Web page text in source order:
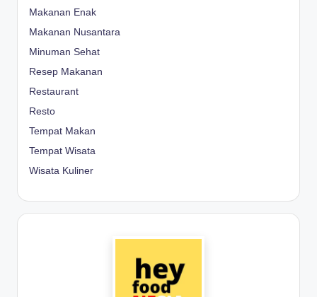
Makanan Enak
Makanan Nusantara
Minuman Sehat
Resep Makanan
Restaurant
Resto
Tempat Makan
Tempat Wisata
Wisata Kuliner